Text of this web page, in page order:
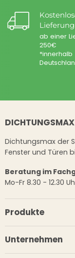
Lieferung
ab einer
250€
*innerhalb
Dichtungsmax der
Fenster und Türen
Beratung im
Mo-Fr 8.30 - 12.30
Produkte
Unternehmen